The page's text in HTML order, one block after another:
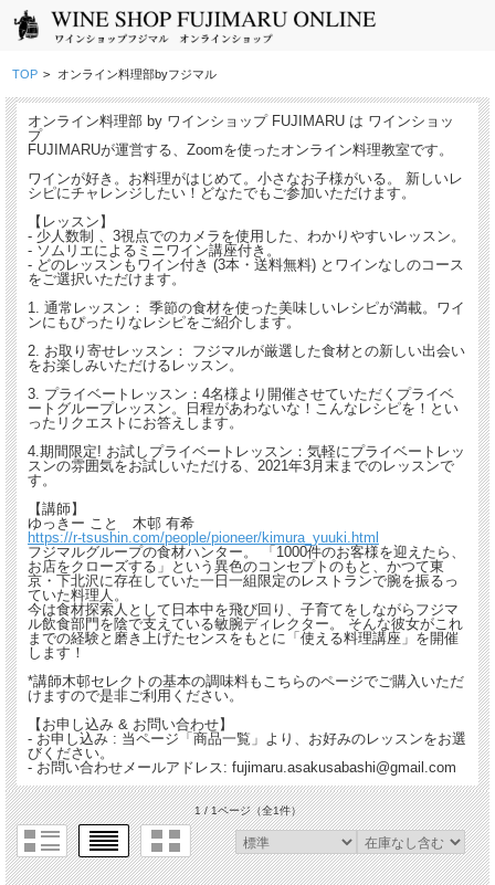
TOP > オンライン料理部byフジマル
オンライン料理部 by ワインショップ FUJIMARU は ワインショッ
プ
FUJIMARUが運営する、Zoomを使ったオンライン料理教室です。
ワインが好き。お料理がはじめて。小さなお子様がいる。 新しいレ
シピにチャレンジしたい！どなたでもご参加いただけます。
【レッスン】
- 少人数制 、3視点でのカメラを使用した、わかりやすいレッスン。
- ソムリエによるミニワイン講座付き。
- どのレッスンもワイン付き (3本・送料無料) とワインなしのコース
をご選択いただけます。
1. 通常レッスン： 季節の食材を使った美味しいレシピが満載。ワイ
ンにもぴったりなレシピをご紹介します。
2. お取り寄せレッスン： フジマルが厳選した食材との新しい出会い
をお楽しみいただけるレッスン。
3. プライベートレッスン：4名様より開催させていただくプライベ
ートグループレッスン。日程があわないな！こんなレシピを！とい
ったリクエストにお答えします。
4.期間限定! お試しプライベートレッスン：気軽にプライベートレッ
スンの雰囲気をお試しいただける、2021年3月末までのレッスンで
す。
【講師】
ゆっきー こと 木邨 有希
https://r-tsushin.com/people/pioneer/kimura_yuuki.html
フジマルグループの食材ハンター。 「1000件のお客様を迎えたら、
お店をクローズする」という異色のコンセプトのもと、かつて東
京・下北沢に存在していた一日一組限定のレストランで腕を振るっ
ていた料理人。
今は食材探索人として日本中を飛び回り、子育てをしながらフジマ
ル飲食部門を陰で支えている敏腕ディレクター。 そんな彼女がこれ
までの経験と磨き上げたセンスをもとに「使える料理講座」を開催
します！
*講師木邨セレクトの基本の調味料もこちらのページでご購入いただ
けますので是非ご利用ください。
【お申し込み & お問い合わせ】
- お申し込み : 当ページ「商品一覧」より、お好みのレッスンをお選
びください。
- お問い合わせメールアドレス: fujimaru.asakusabashi@gmail.com
1 / 1ページ（全1件）